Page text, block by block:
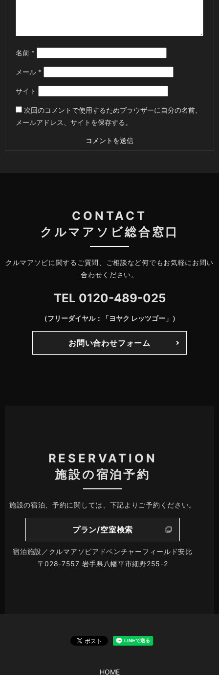
名前 *
メール *
サイト
次回のコメントで使用するためブラウザーに自分の名前、
メールアドレス、サイトを保存する。
CONTACT
クルマアソビ総合窓口
クルマアソビに関するご質問、ご相談など何でもお気軽にお問い
合わせください。
TEL 0120-489-025
（フリーダイヤル：「ヨヤク レッツゴー」）
お問い合わせフォーム
RESERVATION
施設の宿泊予約
施設の宿泊、予約に関しては、下記よりご予約ください。
プラン/空室検索
宿泊施設／クルマアソビアドベンチャーフィールド安比
〒028-7557 岩手県八幡平市細野255-2
HOME